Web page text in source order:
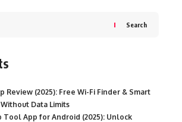
Search
Review (2025): Free Wi-Fi Finder & Smart
Data Limits
Tool App for Android (2025): Unlock